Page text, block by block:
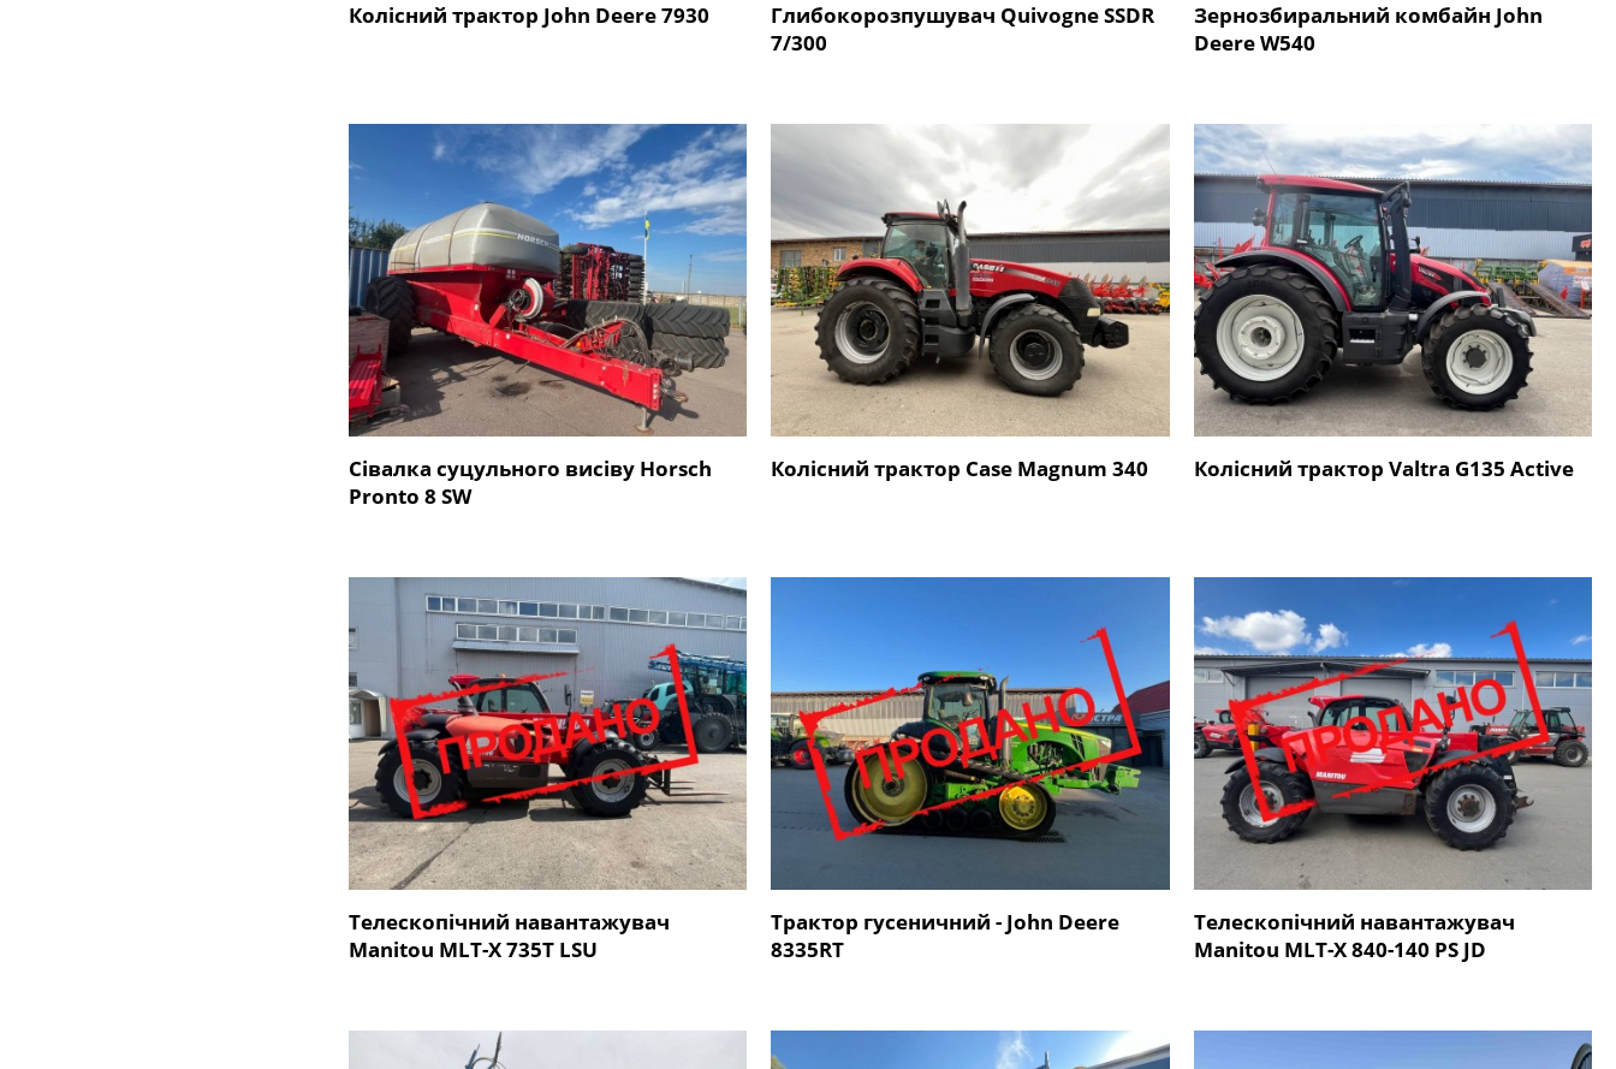
Колісний трактор John Deere 7930
Глибокорозпушувач Quivogne SSDR
7/300
Зернозбиральний комбайн John
Deere W540
Сівалка суцульного висіву Horsch
Pronto 8 SW
Колісний трактор Case Magnum 340 Колісний трактор Valtra G135 Active
Телескопічний навантажувач
Manitou MLT-X 735T LSU
Трактор гусеничний - John Deere
8335RT
Телескопічний навантажувач
Manitou MLT-X 840-140 PS JD